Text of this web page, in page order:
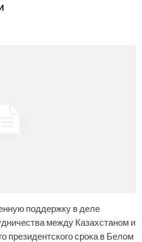
поддержку в деле
между Казахстаном и
президентского срока в Белом